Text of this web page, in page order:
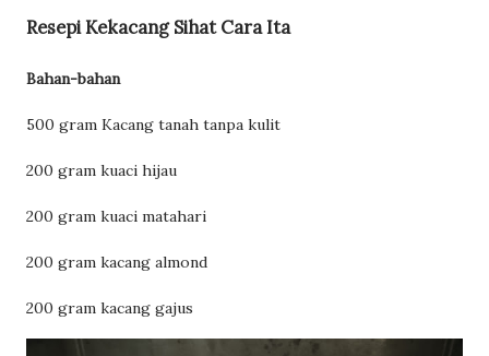
Resepi Kekacang Sihat Cara Ita
Bahan-bahan
500 gram Kacang tanah tanpa kulit
200 gram kuaci hijau
200 gram kuaci matahari
200 gram kacang almond
200 gram kacang gajus